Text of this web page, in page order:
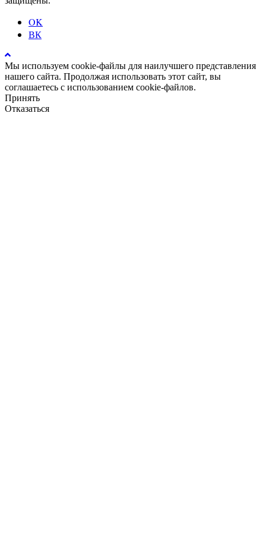
OK
ВК
Мы используем cookie-файлы для наилучшего представления
нашего сайта. Продолжая использовать этот сайт, вы
соглашаетесь с использованием cookie-файлов.
Принять
Отказаться